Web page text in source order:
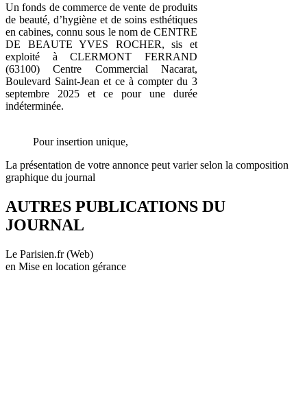
Un fonds de commerce de vente de produits
de beauté, d’hygiène et de soins esthétiques
en cabines, connu sous le nom de CENTRE
DE BEAUTE YVES ROCHER, sis et
exploité à CLERMONT FERRAND
(63100) Centre Commercial Nacarat,
Boulevard Saint-Jean et ce à compter du 3
septembre 2025 et ce pour une durée
indéterminée.
Pour insertion unique,
La présentation de votre annonce peut varier selon la composition
graphique du journal
AUTRES PUBLICATIONS DU
JOURNAL
Le Parisien.fr (Web)
en Mise en location gérance